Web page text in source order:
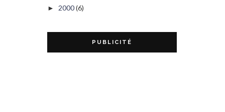
► 2000(6)
PUBLICITÉ